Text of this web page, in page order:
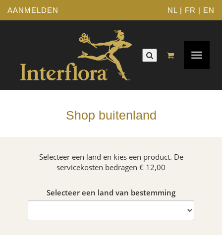
AANMELDEN NL | FR | EN
Toggle
Shop buitenland
Selecteer een land en kies een product. De
servicekosten bedragen € 12,00
Selecteer een land van bestemming